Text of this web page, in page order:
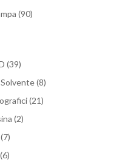
(90)
(39)
(8)
(21)
(2)
(7)
(6)